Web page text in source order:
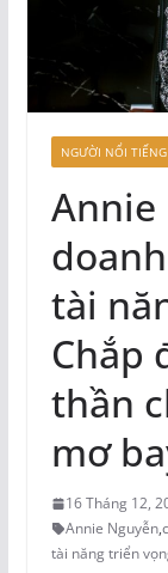
NGƯỜI NỔI TIẾNG
Annie
tài
Chắp
thần
mơ
16 Tháng 12,
Annie Nguyễn,
tài năng triển